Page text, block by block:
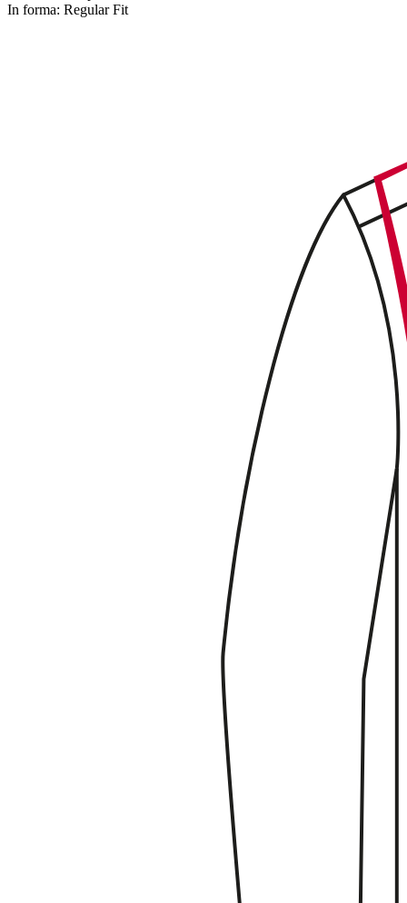
In forma: Regular Fit